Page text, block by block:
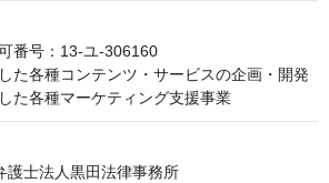
番号：13-ユ-306160
た各種コンテンツ・サービスの企画・開発
た各種マーケティング支援事業
護士法人黒田法律事務所